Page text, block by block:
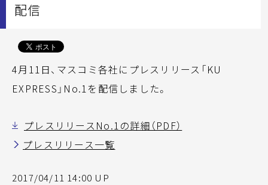
配信
4月11日、マスコミ各社にプレスリリース「KU
EXPRESS」No.1を配信しました。
プレスリリースNo.1の詳細（PDF）
プレスリリース一覧
2017/04/11 14:00 UP